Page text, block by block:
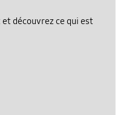
découvrez ce qui est